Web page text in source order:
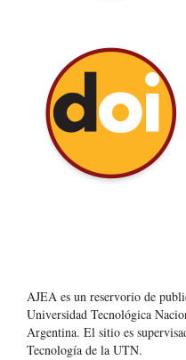
AJEA es un reservorio de
Universidad Tecnológica
Argentina. El sitio es
Tecnología de la UTN.